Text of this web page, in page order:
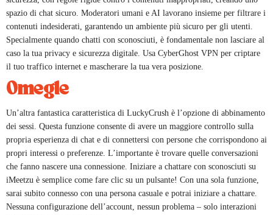
spazio di chat sicuro. Moderatori umani e AI lavorano insieme per filtrare i
contenuti indesiderati, garantendo un ambiente più sicuro per gli utenti.
Specialmente quando chatti con sconosciuti, è fondamentale non lasciare al
caso la tua privacy e sicurezza digitale. Usa CyberGhost VPN per criptare
il tuo traffico internet e mascherare la tua vera posizione.
Omegle
Un’altra fantastica caratteristica di LuckyCrush è l’opzione di abbinamento
dei sessi. Questa funzione consente di avere un maggiore controllo sulla
propria esperienza di chat e di connettersi con persone che corrispondono ai
propri interessi o preferenze. L’importante è trovare quelle conversazioni
che fanno nascere una connessione. Iniziare a chattare con sconosciuti su
iMeetzu è semplice come fare clic su un pulsante! Con una sola funzione,
sarai subito connesso con una persona casuale e potrai iniziare a chattare.
Nessuna configurazione dell’account, nessun problema – solo interazioni